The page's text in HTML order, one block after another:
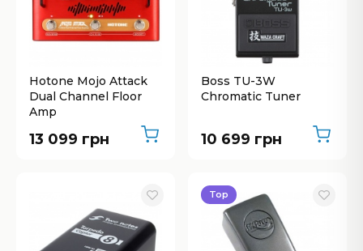
Hotone Mojo Attack
Dual Channel Floor
Amp
13 099 грн
Boss TU-3W
Chromatic Tuner
10 699 грн
Top